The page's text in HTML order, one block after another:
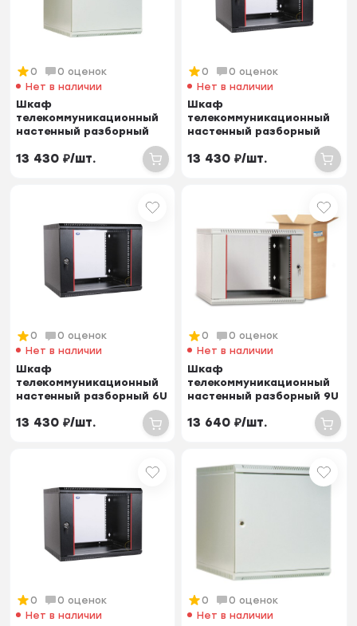
0
0 оценок
Нет в наличии
Шкаф
телекоммуникационный
настенный разборный
металл
13 430 ₽/шт.
0
0 оценок
Нет в наличии
Шкаф
телекоммуникационный
настенный разборный
стекло, цве...
13 430 ₽/шт.
0
0 оценок
Нет в наличии
Шкаф
телекоммуникационный
настенный разборный 6U
(600х650) дверь стекло,
цвет...
13 430 ₽/шт.
0
0 оценок
Нет в наличии
Шкаф
телекоммуникационный
настенный разборный 9U
(600х520) дверь стекло
13 640 ₽/шт.
0
0 оценок
Нет в наличии
0
0 оценок
Нет в наличии